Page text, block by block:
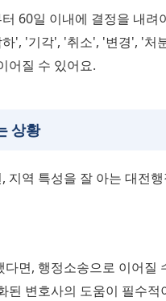
60일 이내에 결정을 내려
', '기각', '취소', '변경', '처
어질 수 있어요.
상황
지역 특성을 잘 아는 대전
면, 행정소송으로 이어질
된 변호사의 도움이 필수